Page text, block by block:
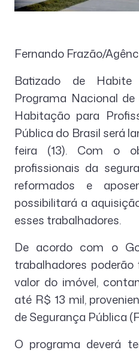
Fernando Frazão/
Batizado de
Programa Nacional
Habitação para
Pública do Brasil será
feira (13). Com o
profissionais da
reformados e
possibilitará a
esses trabalhadores.
De acordo com o
trabalhadores
valor do imóvel,
até R$ 13 mil,
de Segurança Pública
O programa deverá